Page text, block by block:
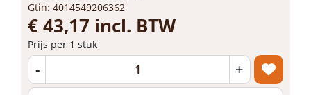
Gtin: 4014549206362
€ 43,17 incl. BTW
Prijs per 1 stuk
- +